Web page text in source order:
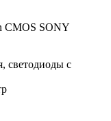
CMOS SONY
светодиоды с